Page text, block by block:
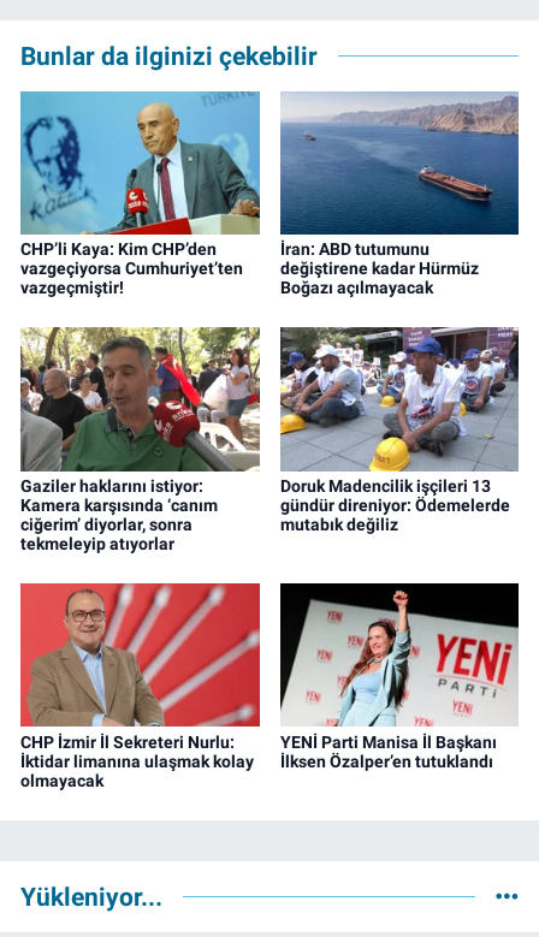
Bunlar da ilginizi çekebilir
CHP’li Kaya: Kim CHP’den
vazgeçiyorsa Cumhuriyet’ten
vazgeçmiştir!
İran: ABD tutumunu
değiştirene kadar Hürmüz
Boğazı açılmayacak
Gaziler haklarını istiyor:
Kamera karşısında ‘canım
ciğerim’ diyorlar, sonra
tekmeleyip atıyorlar
Doruk Madencilik işçileri 13
gündür direniyor: Ödemelerde
mutabık değiliz
CHP İzmir İl Sekreteri Nurlu:
İktidar limanına ulaşmak kolay
olmayacak
YENİ Parti Manisa İl Başkanı
İlksen Özalper’en tutuklandı
Yükleniyor...